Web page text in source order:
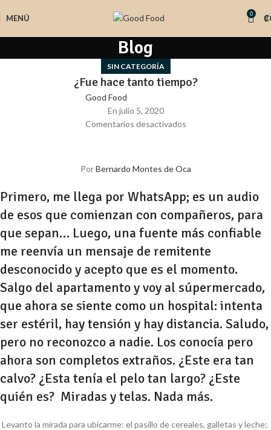
MENÚ 0 ₡
Blog
SIN CATEGORÍA
¿Fue hace tanto tiempo?
Good Food
En julio 5, 2020
Comentarios desactivados
PorBernardo Montes de Oca
Primero, me llega por WhatsApp; es un audio
de esos que comienzan con compañeros, para
que sepan… Luego, una fuente más confiable
me reenvía un mensaje de remitente
desconocido y acepto que es el momento.
Salgo del apartamento y voy al súpermercado,
que ahora se siente como un hospital: intenta
ser estéril, hay tensión y hay distancia. Saludo,
pero no reconozco a nadie. Los conocía pero
ahora son completos extraños. ¿Este era tan
calvo? ¿Esta tenía el pelo tan largo? ¿Este
quién es? Miradas y telas. Nada más.
Levanto la mirada para ubicarme: el pasillo decereales, galletas y leche;